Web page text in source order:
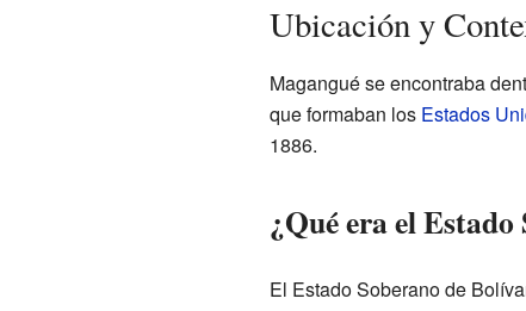
Ubicación y
Magangué se encontraba
que formaban los Estados
1886.
¿Qué era el
El Estado Soberano de